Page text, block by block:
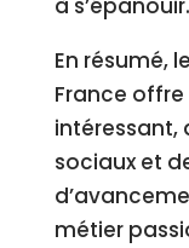
à s’épanouir.
En résumé,
France
intéressant,
sociaux et
métier